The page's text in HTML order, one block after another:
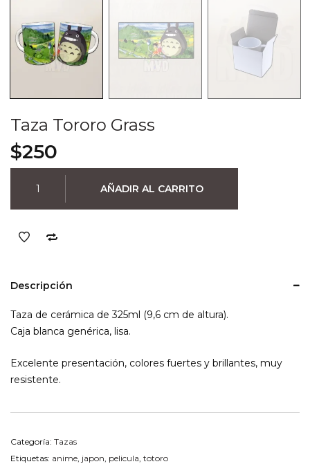
Taza Tororo Grass
$250
Tororo
Grass
AÑADIR AL CARRITO
Descripción
Taza de cerámica de 325ml (9,6 cm de altura).
Caja blanca genérica, lisa.
Excelente presentación, colores fuertes y brillantes, muy
resistente.
Categoría: Tazas
Etiquetas: anime, japon, pelicula, totoro